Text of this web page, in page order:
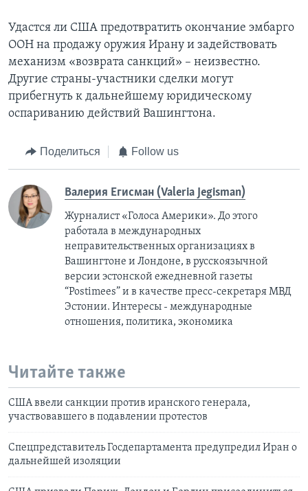
Удастся ли США предотвратить окончание эмбарго
ООН на продажу оружия Ирану и задействовать
механизм «возврата санкций» – неизвестно.
Другие страны-участники сделки могут
прибегнуть к дальнейшему юридическому
оспариванию действий Вашингтона.
Поделиться Follow us
Валерия Егисман (Valeria Jegisman)
Журналист «Голоса Америки». До этого
работала в международных
неправительственных организациях в
Вашингтоне и Лондоне, в русскоязычной
версии эстонской ежедневной газеты
“Postimees” и в качестве пресс-секретаря МВД
Эстонии. Интересы - международные
отношения, политика, экономика
Читайте также
США ввели санкции против иранского генерала,
участвовавшего в подавлении протестов
Спецпредставитель Госдепартамента предупредил Иран о
дальнейшей изоляции